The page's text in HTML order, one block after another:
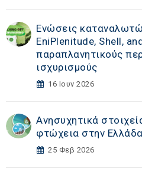
Ενώσεις
EniPlenitude, Shell,
παραπλανητικούς
ισχυρισμούς
16 Ιουν 2026
Ανησυχητικά
φτώχεια στην Ελλάδα
25 Φεβ 2026